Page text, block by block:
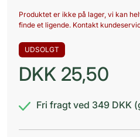
Produktet er ikke på lager, vi kan
finde et ligende. Kontakt
UDSOLGT
DKK 25,50
Fri fragt ved 349 DKK